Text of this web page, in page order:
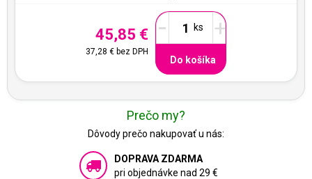
45,85 €
37,28 € bez DPH
- +
Do košíka
Prečo my?
Dôvody prečo nakupovať u nás:
DOPRAVA ZDARMA
pri objednávke nad 29 €